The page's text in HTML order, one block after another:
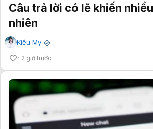
Câu trả lời có lẽ khiến
nhiên
Kiều My ✔
2 giờ trước